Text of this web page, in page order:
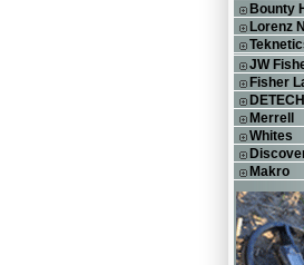
Bounty
Lorenz
JW
Fisher
DETECH
Merrell
Whites
Makro